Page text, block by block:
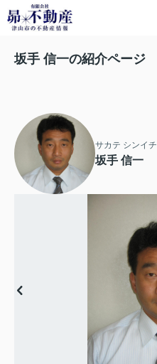
坂手 信一の紹介ページ
サカテ シンイチ
坂手 信一